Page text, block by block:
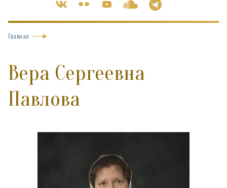
Главная
Вера Сергеевна
Павлова